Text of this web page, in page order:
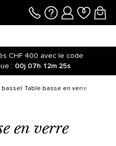
CHF 400 avec le code
: 00j 07h 12m 25s
basse Table basse en verre
en verre